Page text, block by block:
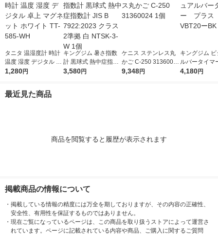
タニタ 温湿度計 時計
温度 湿度 デジタル 卓
上 マグネット ホワイ
1,280円
キングジム 暑さ指数
計 黒球式 熱中症指数
計 JIS B 7922:2023 ク
3,580円
ケニス ステンレス丸
かご C-250 31360024
1個
9,348円
キングジム
ルバータイ
ス クロ
4,180円
最近見た商品
商品を閲覧すると履歴が表示されます
掲載商品の情報について
・ 掲載している情報の精度には万全を期しておりますが、その内容の正確性、
安全性、有用性を保証するものではありません。
・ 現在ご覧になっているページは、この商品を取り扱うストアによって運営さ
れています。ページに記載されている内容や商品、ご購入に関するご質問